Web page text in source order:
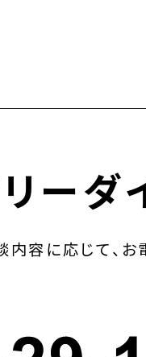
ーダ
内容に応じて、